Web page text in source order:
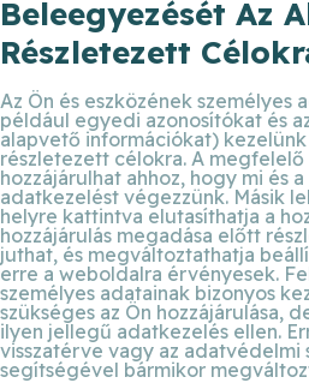
Beleegyezését Az
Részletezett
Az Ön és eszközének személyes
például egyedi azonosítókat és
alapvető információkat) kezelünk
részletezett célokra. A
hozzájárulhat ahhoz, hogy mi és
adatkezelést végezzünk. Másik
helyre kattintva elutasíthatja a
hozzájárulás megadása előtt
juthat, és megváltoztathatja
erre a weboldalra érvényesek.
személyes adatainak bizonyos
szükséges az Ön hozzájárulása,
ilyen jellegű adatkezelés ellen.
visszatérve vagy az adatvédelmi
segítségével bármikor